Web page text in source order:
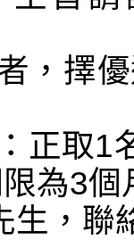
為3個
生，聯